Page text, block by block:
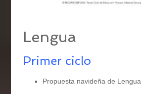
Lengua
Primer ciclo
Propuesta navideña de Lengua